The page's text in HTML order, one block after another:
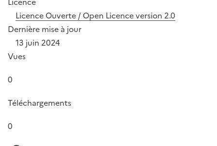
Licence Ouverte / Open Licence version 2.0
Dernière mise à jour
13 juin 2024
Vues
0
Téléchargements
0